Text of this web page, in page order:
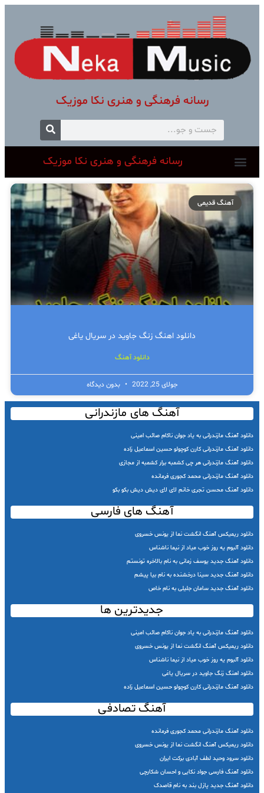
رسانه فرهنگی و هنری نکا موزیک
رسانه فرهنگی و هنری نکا موزیک
آهنگ قدیمی
دانلود اهنگ زنگ جاوید در سریال یاغی
دانلود آهنگ
جولای 25, 2022 بدون دیدگاه
آهنگ های مازندرانی
دانلود آهنگ مازندرانی به یاد جوان ناکام صائب امینی
دانلود آهنگ مازندرانی کارن کوچولو حسین اسماعیل زاده
دانلود آهنگ مازندرانی هر چی کشمبه برار کشمبه از مجازی
دانلود آهنگ مازندرانی محمد کجوری فرمانده
دانلود آهنگ محسن تجری خانم لای لای دیش دیش بکو بکو
آهنگ های فارسی
دانلود ریمیکس آهنگ انگشت نما از یونس خسروی
دانلود آلبوم یه روز خوب میاد از نیما ناشناس
دانلود آهنگ جدید یوسف زمانی به نام بالاخره تونستم
دانلود آهنگ جدید سینا درخشنده به نام بیا پیشم
دانلود آهنگ جدید سامان جلیلی به نام خاص
جدیدترین ها
دانلود آهنگ مازندرانی به یاد جوان ناکام صائب امینی
دانلود ریمیکس آهنگ انگشت نما از یونس خسروی
دانلود آلبوم یه روز خوب میاد از نیما ناشناس
دانلود اهنگ زنگ جاوید در سریال یاغی
دانلود آهنگ مازندرانی کارن کوچولو حسین اسماعیل زاده
آهنگ تصادفی
دانلود آهنگ مازندرانی محمد کجوری فرمانده
دانلود ریمیکس آهنگ انگشت نما از یونس خسروی
دانلود سرود وحید لطف آبادی برکت ایران
دانلود آهنگ فارسی جواد نکایی و احسان شکارچی
دانلود آهنگ جدید پازل بند به نام قاصدک